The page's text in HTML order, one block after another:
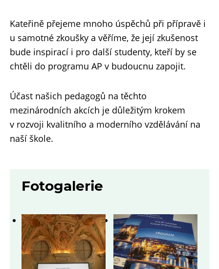
Kateřině přejeme mnoho úspěchů při přípravě i
u samotné zkoušky a věříme, že její zkušenost
bude inspirací i pro další studenty, kteří by se
chtěli do programu AP v budoucnu zapojit.
Účast našich pedagogů na těchto
mezinárodních akcích je důležitým krokem
v rozvoji kvalitního a moderního vzdělávání na
naší škole.
Fotogalerie